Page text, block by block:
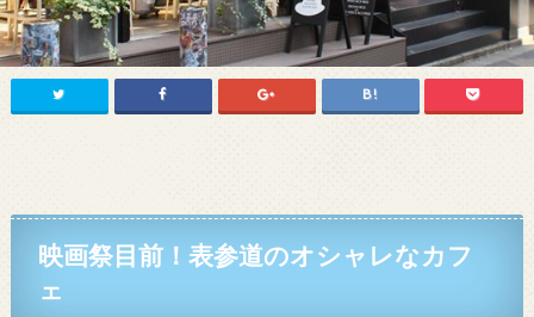
映画祭目前！表参道のオシャレなカフ
ェ